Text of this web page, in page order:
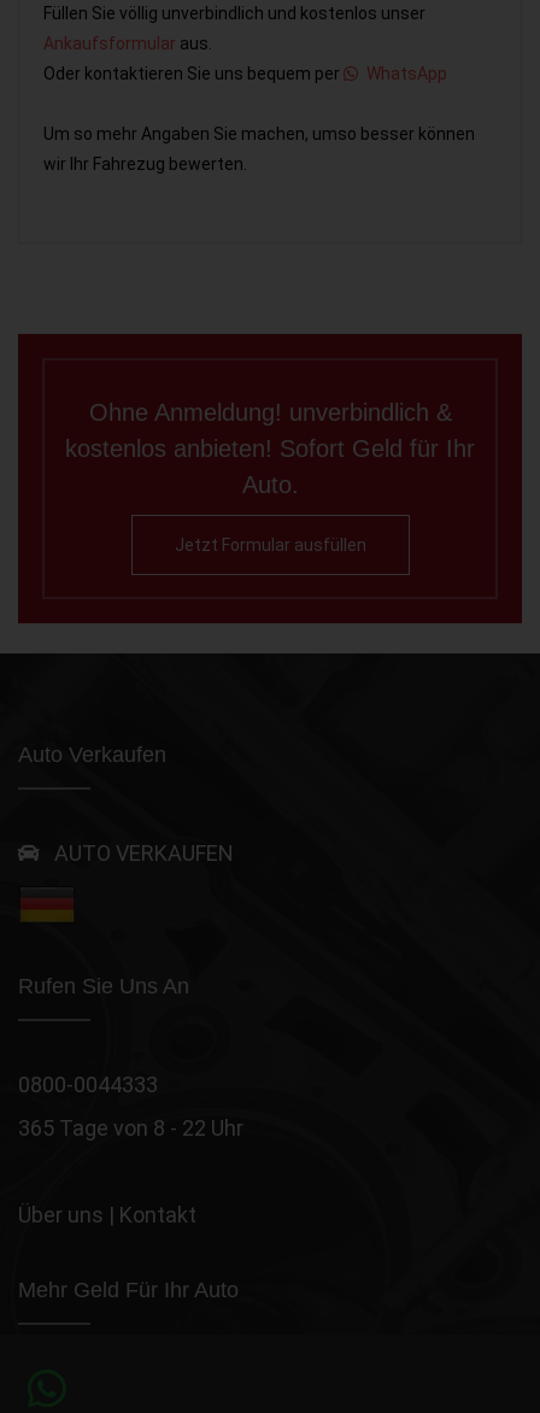
Füllen Sie völlig unverbindlich und kostenlos unser
Ankaufsformular aus.
Oder kontaktieren Sie uns bequem per
WhatsApp
Um so mehr Angaben Sie machen, umso besser können
wir Ihr Fahrezug bewerten.
Ohne Anmeldung! unverbindlich &
kostenlos anbieten! Sofort Geld für Ihr
Auto.
Jetzt Formular ausfüllen
Auto Verkaufen
AUTO VERKAUFEN
Rufen Sie Uns An
0800-0044333
365 Tage von 8 - 22 Uhr
Über uns | Kontakt
Mehr Geld Für Ihr Auto